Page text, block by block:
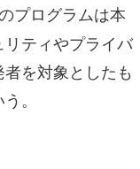
プログラムは本
ティやプライバ
を対象としたも
。